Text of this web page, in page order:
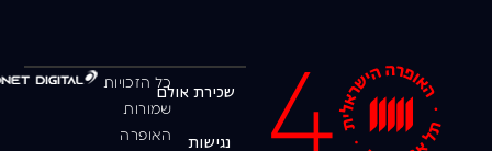
כל הזכויות
שמורות
האופרה
שכירת אולם
נגישות